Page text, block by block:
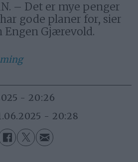
– Det er mye penger
gode planer for, sier
Engen Gjærevold.
- 20:26
- 20:28